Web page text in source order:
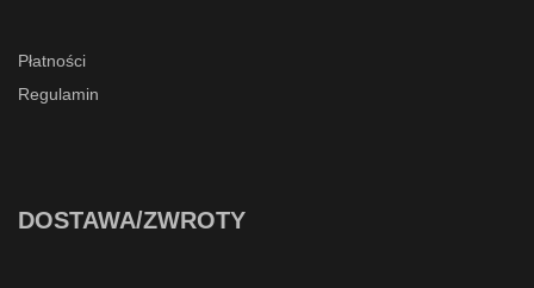
Płatności
Regulamin
DOSTAWA/ZWROTY